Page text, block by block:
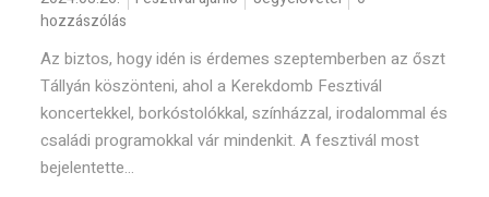
hozzászólás
Az biztos, hogy idén is érdemes szeptemberben az őszt
Tállyán köszönteni, ahol a Kerekdomb Fesztivál
koncertekkel, borkóstolókkal, színházzal, irodalommal és
családi programokkal vár mindenkit. A fesztivál most
bejelentette...